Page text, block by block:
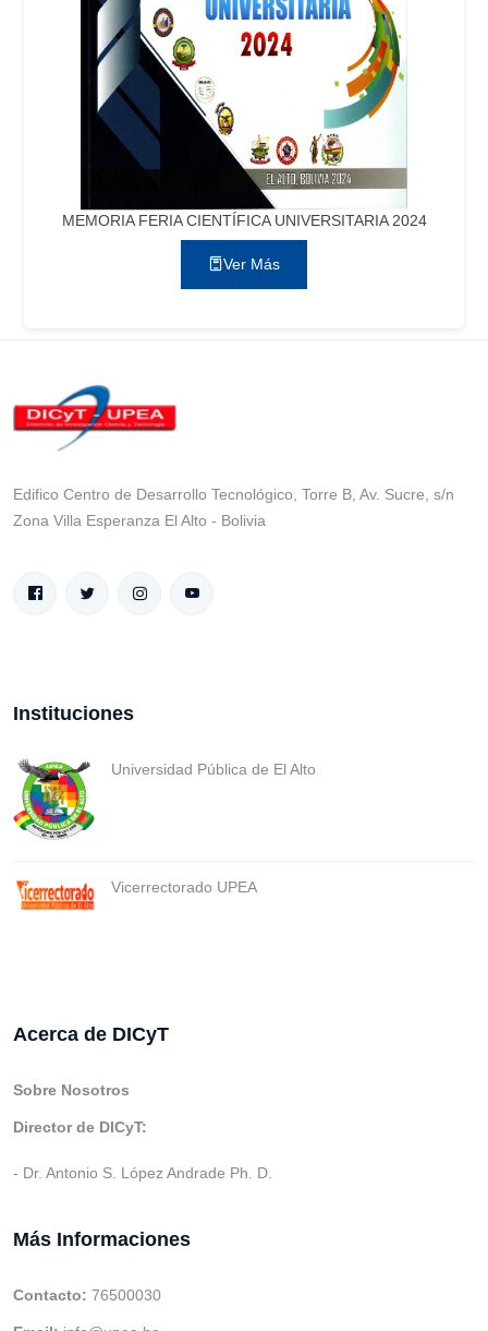
MEMORIA FERIA CIENTÍFICA UNIVERSITARIA 2024
Ver Más
Edifico Centro de Desarrollo Tecnológico, Torre B, Av. Sucre, s/n
Zona Villa Esperanza El Alto - Bolivia
Instituciones
Universidad Pública de El Alto
Vicerrectorado UPEA
Acerca de DICyT
Sobre Nosotros
Director de DICyT:
- Dr. Antonio S. López Andrade Ph. D.
Más Informaciones
Contacto: 76500030